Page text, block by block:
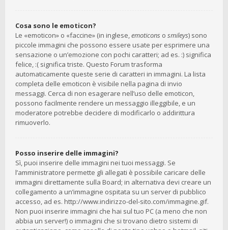
Cosa sono le emoticon?
Le «emoticon» o «faccine» (in inglese,emoticons o smileys) sono
piccole immagini che possono essere usate per esprimere una
sensazione o un’emozione con pochi caratteri; ad es. :) significa
felice, :( significa triste. Questo Forum trasforma
automaticamente queste serie di caratteri in immagini. La lista
completa delle emoticon è visibile nella pagina di invio
messaggi. Cerca di non esagerare nell’uso delle emoticon,
possono facilmente rendere un messaggio illeggibile, e un
moderatore potrebbe decidere di modificarlo o addirittura
rimuoverlo.
Posso inserire delle immagini?
Sì, puoi inserire delle immagini nei tuoi messaggi. Se
l’amministratore permette gli allegati è possibile caricare delle
immagini direttamente sulla Board; in alternativa devi creare un
collegamento a un’immagine ospitata su un server di pubblico
accesso, ad es. http://www.indirizzo-del-sito.com/immagine.gif.
Non puoi inserire immagini che hai sul tuo PC (a meno che non
abbia un server!) o immagini che si trovano dietro sistemi di